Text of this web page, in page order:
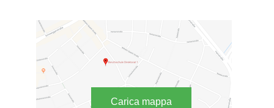
Carica mappa